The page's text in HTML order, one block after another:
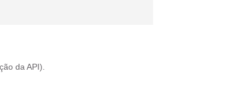
da API ).